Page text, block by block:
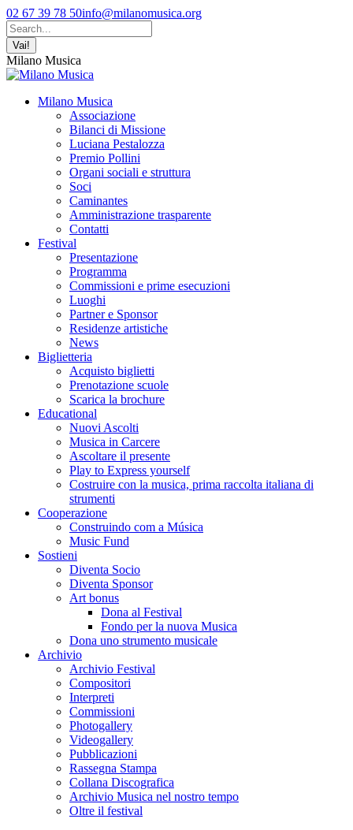
Vai
ai
contenuti
Facebook
page
opens
in
new
window
YouTube
page
opens
in
new
window
Instagram
page
opens
in
new
window
02 67 39 78 50info@milanomusica.org
Cerca:
Milano Musica
Milano Musica
Associazione
Bilanci di Missione
Luciana Pestalozza
Premio Pollini
Organi sociali e struttura
Soci
Caminantes
Amministrazione trasparente
Contatti
Festival
Presentazione
Programma
Commissioni e prime esecuzioni
Luoghi
Partner e Sponsor
Residenze artistiche
News
Biglietteria
Acquisto biglietti
Prenotazione scuole
Scarica la brochure
Educational
Nuovi Ascolti
Musica in Carcere
Ascoltare il presente
Play to Express yourself
Costruire con la musica, prima raccolta italiana di
strumenti
Cooperazione
Construindo com a Música
Music Fund
Sostieni
Diventa Socio
Diventa Sponsor
Art bonus
Dona al Festival
Fondo per la nuova Musica
Dona uno strumento musicale
Archivio
Archivio Festival
Compositori
Interpreti
Commissioni
Photogallery
Videogallery
Pubblicazioni
Rassegna Stampa
Collana Discografica
Archivio Musica nel nostro tempo
Oltre il festival